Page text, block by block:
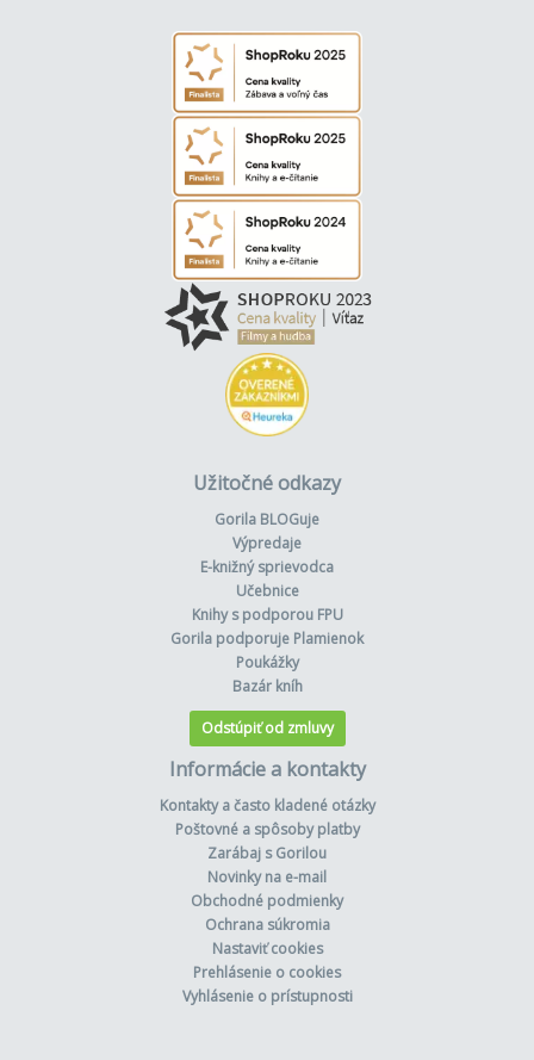
Užitočné odkazy
Gorila BLOGuje
Výpredaje
E-knižný sprievodca
Učebnice
Knihy s podporou FPU
Gorila podporuje Plamienok
Poukážky
Bazár kníh
Odstúpiť od zmluvy
Informácie a kontakty
Kontakty a často kladené otázky
Poštovné a spôsoby platby
Zarábaj s Gorilou
Novinky na e-mail
Obchodné podmienky
Ochrana súkromia
Nastaviť cookies
Prehlásenie o cookies
Vyhlásenie o prístupnosti